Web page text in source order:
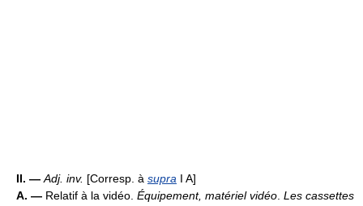
II. — Adj. inv. [Corresp. à supra I A]
A. — Relatif à la vidéo. Équipement, matériel vidéo Les cassettes